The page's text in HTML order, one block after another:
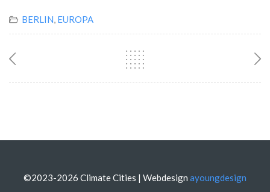
BERLIN, EUROPA
©2023-2026 Climate Cities | Webdesign ayoungdesign